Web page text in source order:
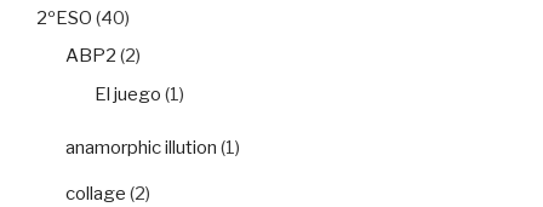
2ºESO (40)
ABP2 (2)
El juego (1)
anamorphic illution (1)
collage (2)